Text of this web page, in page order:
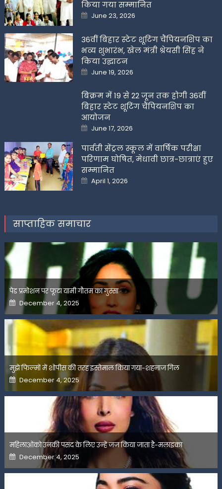
किया गया सम्मानित
Posted
on
June 23, 2026
36वीं बिहार स्टेट शूटिंग चैंपियनशिप का
भव्य शुभारंभ, खेल मंत्री श्रेयसी सिंह ने
किया उद्घाटन
Posted
on
June 19, 2026
बिक्रम में 19 से 22 जून तक होगी 36वीं
बिहार स्टेट शूटिंग चैंपियनशिप का
आयोजन
Posted
on
June 17, 2026
पार्वती सेंट्रल स्कूल में वार्षिक परीक्षा
परिणाम घोषित, मेधावी छात्र-छात्राएं हुए
सम्मानित
Posted
on
April 1, 2026
साप्ताहिक समाचार
पेड प्रमोशन पर फूटा यामी गौतम का गुस्सा
Posted
on
December 4, 2025
मुझे फिल्मों में शोपीस की तरह इस्तेमाल किया गया-शहनाज गिल
Posted
on
December 4, 2025
महिलाओंको उनकी पसंद के लिए उन्हें जज किया जाता है-मलाइका
Posted
on
December 4, 2025